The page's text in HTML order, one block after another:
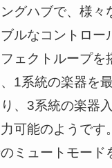
グハブで、様々
ルなコントロー
ェクトループを
1系統の楽器を
、3系統の楽器
可能のようです
ミュートモード